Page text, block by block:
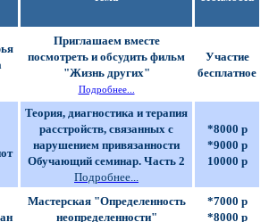
Приглашаем вместе
посмотреть и обсудить фильм
"Жизнь других"
Подробнее...
Участие
бесплатное
Теория, диагностика и терапия
расстройств, связанных с
нарушением привязанности
Обучающий семинар. Часть 2
Подробнее...
*8000 р
*9000 р
10000 р
Мастерская "Определенность
неопределенности"
*7000 р
*8000 р